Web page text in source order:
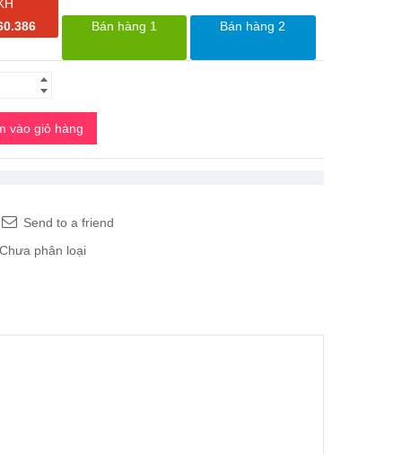
Bán hàng 1 Bán hàng 2
vào giỏ hàng
Send to a friend
Chưa phân loại